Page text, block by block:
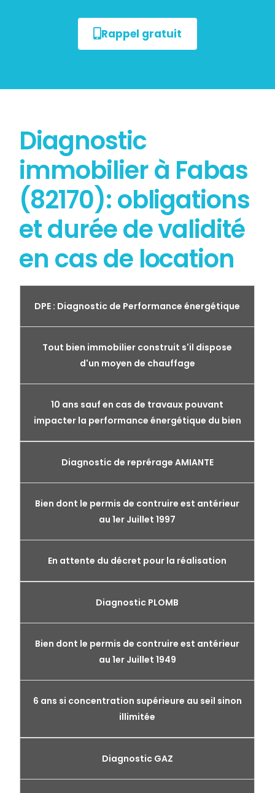
Rappel gratuit
Diagnostic
immobilier à Fabas
(82170): obligations
et durée de validité
en cas de location
DPE : Diagnostic de Performance énergétique
Tout bien immobilier construit s'il dispose
d'un moyen de chauffage
10 ans sauf en cas de travaux pouvant
impacter la performance énergétique du bien
Diagnostic de reprérage AMIANTE
Bien dont le permis de contruire est antérieur
au 1er Juillet 1997
En attente du décret pour la réalisation
Diagnostic PLOMB
Bien dont le permis de contruire est antérieur
au 1er Juillet 1949
6 ans si concentration supérieure au seil sinon
illimitée
Diagnostic GAZ